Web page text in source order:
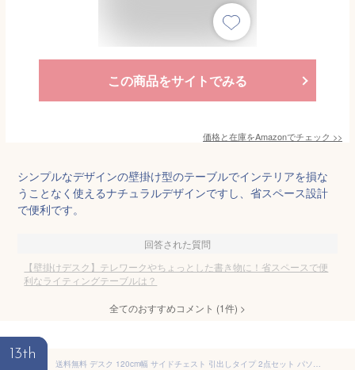
この商品をサイトでみる
価格と在庫をAmazonでチェック >>
シンプルなデザインの壁掛け型のテーブルでインテリアを損な
うことなく使えるナチュラルデザインですし、省スペース設計
で便利です。
回答された質問
【壁掛けデスク】テレワークやちょっとした書き物に！省スペースで便
利なライティングテーブルは？
全てのおすすめコメント (1件) >
13th
送料無料 デスク 120cm幅 サイドチェスト 引出しタイプ 2点セット パソコンデスク 学習机 勉強机 書斎 デスク 学習デスク 木製 収納棚付き ワークデスク オフィス家具 作業台 PCデスク オフィスデスク おしゃれ 北欧 モダン オークナチュラル ブラウン